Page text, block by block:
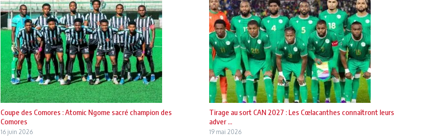
Coupe des Comores : Atomic Ngome sacré champion des
Comores
16 juin 2026
Tirage au sort CAN 2027 : Les Cœlacanthes connaîtront leurs
adver ...
19 mai 2026